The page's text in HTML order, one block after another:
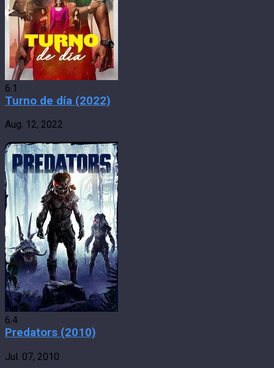
6.1
Turno de día (2022)
Aug. 12, 2022
6.4
Predators (2010)
Jul. 07, 2010